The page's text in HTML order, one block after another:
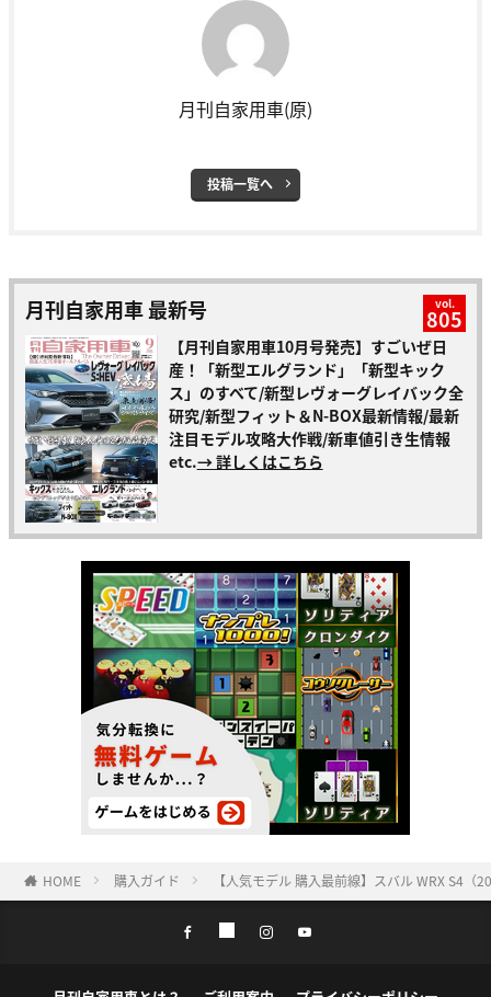
月刊自家用車(原)
投稿一覧へ
月刊自家用車 最新号 vol.
805
【月刊自家用車10月号発売】すごいぜ日
産！「新型エルグランド」「新型キック
ス」のすべて/新型レヴォーグレイバック全
研究/新型フィット＆N-BOX最新情報/最新
注目モデル攻略大作戦/新車値引き生情報
etc.→ 詳しくはこちら
HOME 購入ガイド 【人気モデル 購入最前線】スバル WRX S4（